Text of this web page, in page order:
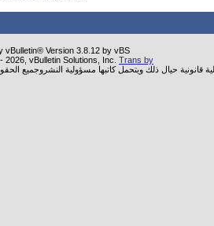
vBulletin® Version 3.8.12 by vBS
2026, vBulletin Solutions, Inc. Trans by
قانونية حيال ذلك ويتحمل كاتبها مسؤولية